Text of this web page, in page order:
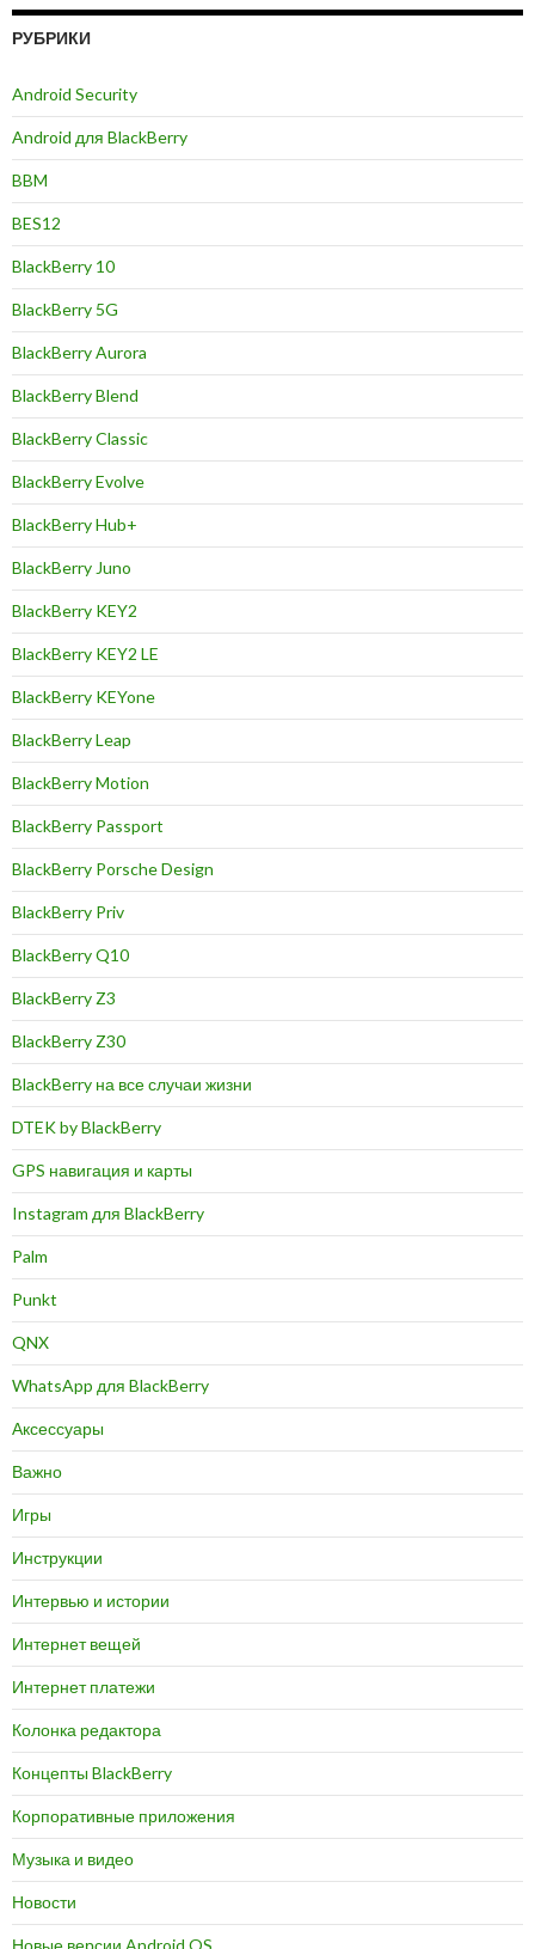
РУБРИКИ
Android Security
Android для BlackBerry
BBM
BES12
BlackBerry 10
BlackBerry 5G
BlackBerry Aurora
BlackBerry Blend
BlackBerry Classic
BlackBerry Evolve
BlackBerry Hub+
BlackBerry Juno
BlackBerry KEY2
BlackBerry KEY2 LE
BlackBerry KEYone
BlackBerry Leap
BlackBerry Motion
BlackBerry Passport
BlackBerry Porsche Design
BlackBerry Priv
BlackBerry Q10
BlackBerry Z3
BlackBerry Z30
BlackBerry на все случаи жизни
DTEK by BlackBerry
GPS навигация и карты
Instagram для BlackBerry
Palm
Punkt
QNX
WhatsApp для BlackBerry
Аксессуары
Важно
Игры
Инструкции
Интервью и истории
Интернет вещей
Интернет платежи
Колонка редактора
Концепты BlackBerry
Корпоративные приложения
Музыка и видео
Новости